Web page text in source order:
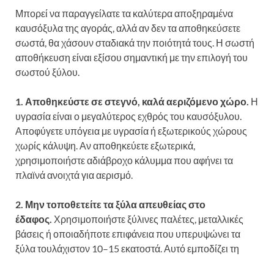
Μπορεί να παραγγείλατε τα καλύτερα αποξηραμένα
καυσόξυλα της αγοράς, αλλά αν δεν τα αποθηκεύσετε
σωστά, θα χάσουν σταδιακά την ποιότητά τους. Η σωστή
αποθήκευση είναι εξίσου σημαντική με την επιλογή του
σωστού ξύλου.
1. Αποθηκεύστε σε στεγνό, καλά αεριζόμενο χώρο. Η
υγρασία είναι ο μεγαλύτερος εχθρός του καυσόξυλου.
Αποφύγετε υπόγεια με υγρασία ή εξωτερικούς χώρους
χωρίς κάλυψη. Αν αποθηκεύετε εξωτερικά,
χρησιμοποιήστε αδιάβροχο κάλυμμα που αφήνει τα
πλαϊνά ανοιχτά για αερισμό.
2. Μην τοποθετείτε τα ξύλα απευθείας στο
έδαφος. Χρησιμοποιήστε ξύλινες παλέτες, μεταλλικές
βάσεις ή οποιαδήποτε επιφάνεια που υπερυψώνει τα
ξύλα τουλάχιστον 10–15 εκατοστά. Αυτό εμποδίζει τη